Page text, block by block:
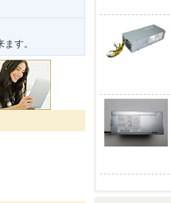
す。